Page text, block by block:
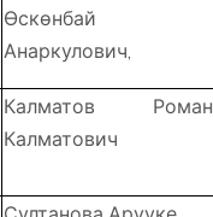
Өскөнбай
Анаркулович,
Калматов Роман
Калматович